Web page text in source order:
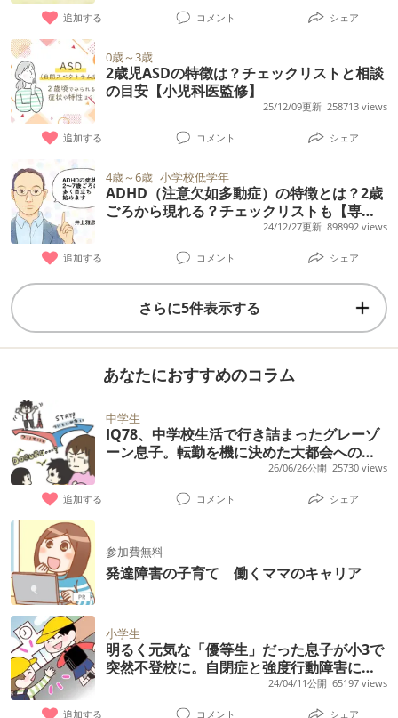
追加する コメント シェア
0歳～3歳
2歳児ASDの特徴は？チェックリストと相談
の目安【小児科医監修】
25/12/09更新 258713 views
追加する コメント シェア
4歳～6歳 小学校低学年
ADHD（注意欠如多動症）の特徴とは？2歳
ごろから現れる？チェックリストも【専門
24/12/27更新 898992 views
追加する コメント シェア
さらに5件表示する
あなたにおすすめのコラム
中学生
IQ78、中学校生活で行き詰まったグレーゾ
ーン息子。転勤を機に決めた大都会への引
っ越しは、わが子の選択肢を広げるチャン
スに!?【実体験】
26/06/26公開 25730 views
追加する コメント シェア
参加費無料
発達障害の子育て 働くママのキャリア
小学生
明るく元気な「優等生」だった息子が小3で
突然不登校に。自閉症と強度行動障害に気
24/04/11公開 65197 views
追加する コメント シェア